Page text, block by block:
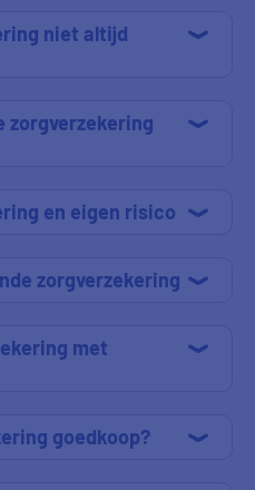
niet altijd
zorgverzekering
en eigen risico
zorgverzekering
met
goedkoop?